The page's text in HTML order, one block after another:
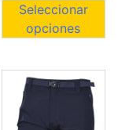
Seleccionar
opciones